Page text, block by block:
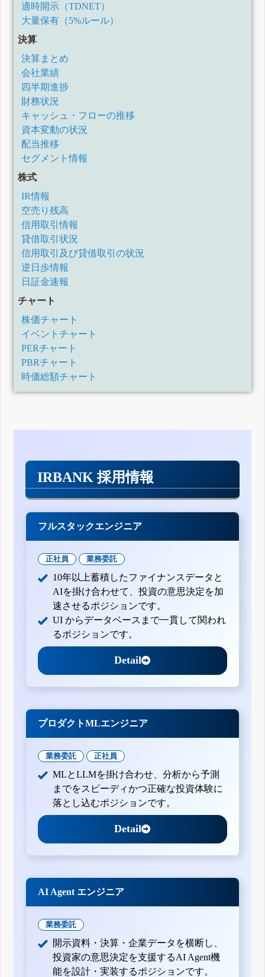
適時開示（TDNET）
大量保有（5%ルール）
決算
決算まとめ
会社業績
四半期進捗
財務状況
キャッシュ・フローの推移
資本変動の状況
配当推移
セグメント情報
株式
IR情報
空売り残高
信用取引情報
貸借取引状況
信用取引及び貸借取引の状況
逆日歩情報
日証金速報
チャート
株価チャート
イベントチャート
PERチャート
PBRチャート
時価総額チャート
IRBANK 採用情報
フルスタックエンジニア
正社員 業務委託
10年以上蓄積したファイナンスデータと
AIを掛け合わせて、投資の意思決定を加
速させるポジションです。
UI からデータベースまで一貫して関われ
るポジションです。
Detail
プロダクトMLエンジニア
業務委託 正社員
MLとLLMを掛け合わせ、分析から予測
までをスピーディかつ正確な投資体験に
落とし込むポジションです。
Detail
AI Agent エンジニア
業務委託
開示資料・決算・企業データを横断し、
投資家の意思決定を支援するAI Agent機
能を設計・実装するポジションです。